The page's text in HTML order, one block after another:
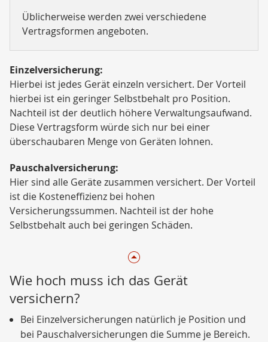
Üblicherweise werden zwei verschiedene
Vertragsformen angeboten.
Einzelversicherung:
Hierbei ist jedes Gerät einzeln versichert. Der Vorteil
hierbei ist ein geringer Selbstbehalt pro Position.
Nachteil ist der deutlich höhere Verwaltungsaufwand.
Diese Vertragsform würde sich nur bei einer
überschaubaren Menge von Geräten lohnen.
Pauschalversicherung:
Hier sind alle Geräte zusammen versichert. Der Vorteil
ist die Kosteneffizienz bei hohen
Versicherungssummen. Nachteil ist der hohe
Selbstbehalt auch bei geringen Schäden.
Wie hoch muss ich das Gerät
versichern?
Bei Einzelversicherungen natürlich je Position und
bei Pauschalversicherungen die Summe je Bereich.